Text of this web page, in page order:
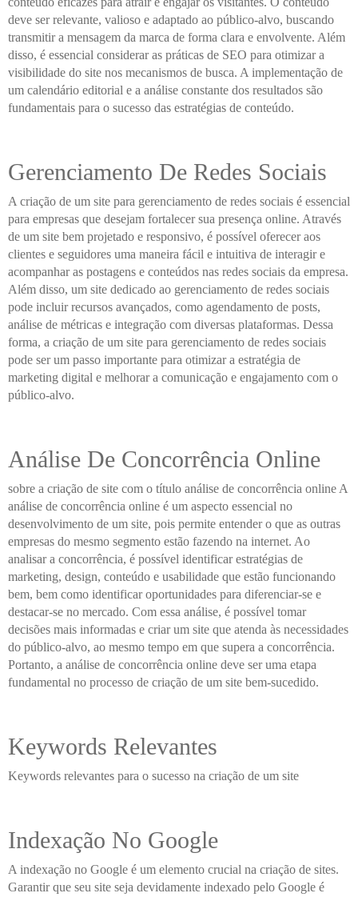
deve ser relevante, valioso e adaptado ao público-alvo, buscando
transmitir a mensagem da marca de forma clara e envolvente. Além
disso, é essencial considerar as práticas de SEO para otimizar a
visibilidade do site nos mecanismos de busca. A implementação de
um calendário editorial e a análise constante dos resultados são
fundamentais para o sucesso das estratégias de conteúdo.
Gerenciamento De Redes Sociais
A criação de um site para gerenciamento de redes sociais é essencial
para empresas que desejam fortalecer sua presença online. Através
de um site bem projetado e responsivo, é possível oferecer aos
clientes e seguidores uma maneira fácil e intuitiva de interagir e
acompanhar as postagens e conteúdos nas redes sociais da empresa.
Além disso, um site dedicado ao gerenciamento de redes sociais
pode incluir recursos avançados, como agendamento de posts,
análise de métricas e integração com diversas plataformas. Dessa
forma, a criação de um site para gerenciamento de redes sociais
pode ser um passo importante para otimizar a estratégia de
marketing digital e melhorar a comunicação e engajamento com o
público-alvo.
Análise De Concorrência Online
sobre a criação de site com o título análise de concorrência online A
análise de concorrência online é um aspecto essencial no
desenvolvimento de um site, pois permite entender o que as outras
empresas do mesmo segmento estão fazendo na internet. Ao
analisar a concorrência, é possível identificar estratégias de
marketing, design, conteúdo e usabilidade que estão funcionando
bem, bem como identificar oportunidades para diferenciar-se e
destacar-se no mercado. Com essa análise, é possível tomar
decisões mais informadas e criar um site que atenda às necessidades
do público-alvo, ao mesmo tempo em que supera a concorrência.
Portanto, a análise de concorrência online deve ser uma etapa
fundamental no processo de criação de um site bem-sucedido.
Keywords Relevantes
Keywords relevantes para o sucesso na criação de um site
Indexação No Google
A indexação no Google é um elemento crucial na criação de sites.
Garantir que seu site seja devidamente indexado pelo Google é